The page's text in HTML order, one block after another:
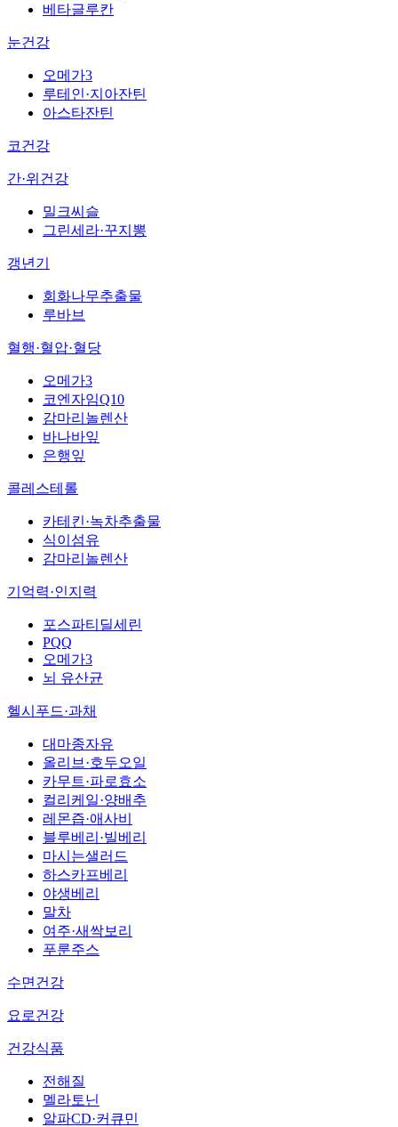
베타글루칸
눈건강
오메가3
루테인·지아잔틴
아스타잔틴
코건강
간·위건강
밀크씨슬
그린세라·꾸지뽕
갱년기
회화나무추출물
루바브
혈행·혈압·혈당
오메가3
코엔자임Q10
감마리놀렌산
바나바잎
은행잎
콜레스테롤
카테킨·녹차추출물
식이섬유
감마리놀렌산
기억력·인지력
포스파티딜세린
PQQ
오메가3
뇌 유산균
헬시푸드·과채
대마종자유
올리브·호두오일
카무트·파로효소
컬리케일·양배추
레몬즙·애사비
블루베리·빌베리
마시는샐러드
하스카프베리
야생베리
말차
여주·새싹보리
푸룬주스
수면건강
요로건강
건강식품
전해질
멜라토닌
알파CD·커큐민